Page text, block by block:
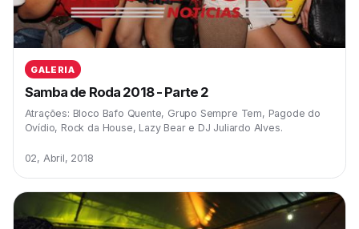
GALERIA
Samba de Roda 2018 - Parte 2
Atrações: Bloco Bafo Quente, Grupo Sempre Tem, Pagode do
Ovídio, Rock da House, Lazy Bear e DJ Juliardo Alves.
02, Abril, 2018